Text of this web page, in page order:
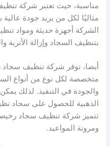
مناسبة، حيث تعتبر شركة
مثاليًا لكل من يريد جودة
الشركة أجهزة حديثة ومواد
بتنظيف السجاد وإزالة الأتربة
أيضا، توفر شركة تنظيف
متخصصة لكل نوع من أنواع
والجودة في التنفيذ. لذلك
الذهبية للحصول على سجاد
تتميز شركة تنظيف سجاد
ومرونة المواعيد.